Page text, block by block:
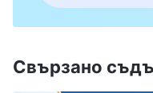
Свързано